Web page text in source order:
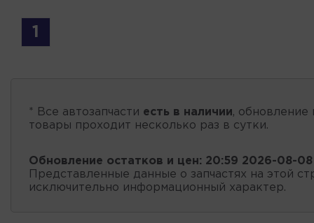
1
* Все автозапчасти есть в наличии, обновление
товары проходит несколько раз в сутки.
Обновление остатков и цен: 20:59 2026-08-08
Представленные данные о запчастях на этой
исключительно информационный характер.